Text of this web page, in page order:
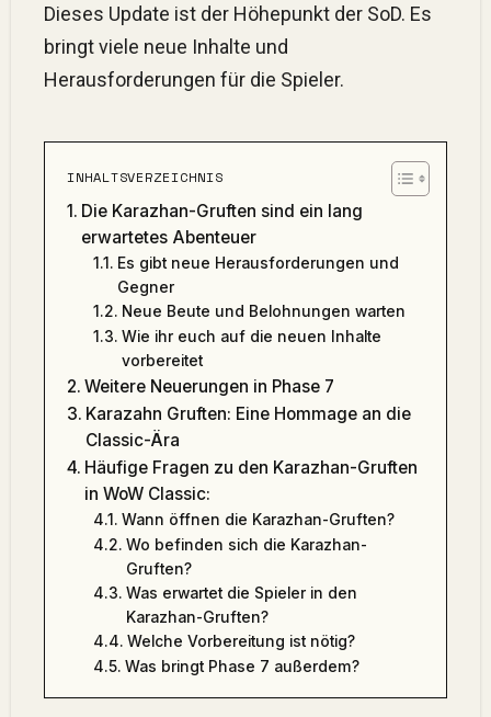
Dieses Update ist der Höhepunkt der SoD. Es
bringt viele neue Inhalte und
Herausforderungen für die Spieler.
INHALTSVERZEICHNIS
Die Karazhan-Gruften sind ein lang
erwartetes Abenteuer
Es gibt neue Herausforderungen und
Gegner
Neue Beute und Belohnungen warten
Wie ihr euch auf die neuen Inhalte
vorbereitet
Weitere Neuerungen in Phase 7
Karazahn Gruften: Eine Hommage an die
Classic-Ära
Häufige Fragen zu den Karazhan-Gruften
in WoW Classic:
Wann öffnen die Karazhan-Gruften?
Wo befinden sich die Karazhan-
Gruften?
Was erwartet die Spieler in den
Karazhan-Gruften?
Welche Vorbereitung ist nötig?
Was bringt Phase 7 außerdem?